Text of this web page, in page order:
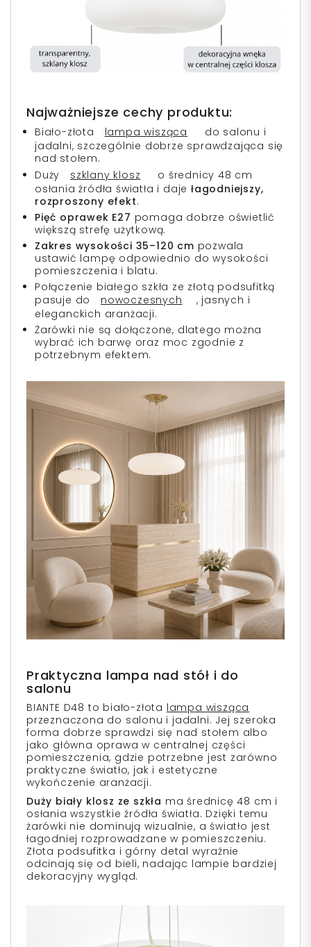
Najważniejsze cechy produktu:
Biało-złota lampa wisząca
do salonu i
jadalni, szczególnie dobrze sprawdzająca się
nad stołem.
Duży
szklany klosz
o średnicy 48 cm
osłania źródła światła i dajełagodniejszy,
rozproszony efekt.
Pięć oprawek E27 pomaga dobrze oświetlić
większą strefę użytkową.
Zakres wysokości 35–120 cm pozwala
ustawić lampę odpowiednio do wysokości
pomieszczenia i blatu.
Połączenie białego szkła ze złotą podsufitką
pasuje do
nowoczesnych
, jasnych i
eleganckich aranżacji.
Żarówki nie są dołączone, dlatego można
wybrać ich barwę oraz moc zgodnie z
potrzebnym efektem.
Praktyczna lampa nad stół i do
salonu
BIANTE D48 to biało-złota lampa wisząca
przeznaczona do salonu i jadalni. Jej szeroka
forma dobrze sprawdzi się nad stołem albo
jako główna oprawa w centralnej części
pomieszczenia, gdzie potrzebne jest zarówno
praktyczne światło, jak i estetyczne
wykończenie aranżacji.
Duży biały klosz ze szkła ma średnicę 48 cm i
osłania wszystkie źródła światła. Dzięki temu
żarówki nie dominują wizualnie, a światło jest
łagodniej rozprowadzane w pomieszczeniu.
Złota podsufitka i górny detal wyraźnie
odcinają się od bieli, nadając lampie bardziej
dekoracyjny wygląd.